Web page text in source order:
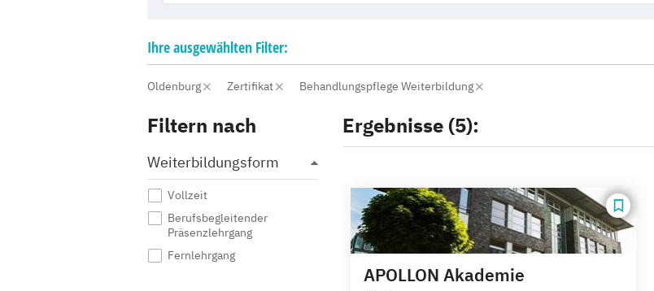
Ihreausgewählten Filter:
Oldenburg Zertifikat Behandlungspflege Weiterbildung
Filtern nach
Weiterbildungsform
Vollzeit
Berufsbegleitender
Präsenzlehrgang
Fernlehrgang
Ergebnisse (5):
APOLLON Akademie